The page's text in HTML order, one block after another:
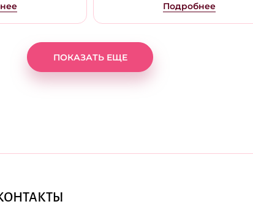
Подробнее
ПОКАЗАТЬ ЕЩЕ